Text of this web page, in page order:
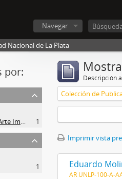
Navegar
Nacional de La Plata
por:
Colección de Publicaciones de Arte Impreso
1
1
Descripción
Imprimir vista
Eduardo
AR UNLP-100-A-